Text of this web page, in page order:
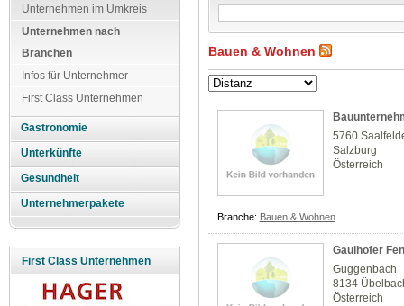
Unternehmen im Umkreis
Unternehmen nach
Branchen
Infos für Unternehmer
First Class Unternehmen
Gastronomie
Unterkünfte
Gesundheit
Unternehmerpakete
First Class Unternehmen
Bauen & Wohnen
5760
Salzburg
Österreich
Branche: Bauen & Wohnen
Gaulhofer
Guggenbach
8134
Österreich